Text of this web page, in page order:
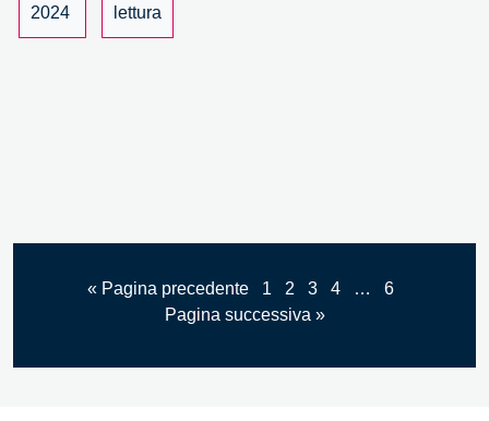
intelligenze
artificiali
2024
lettura
« Pagina precedente 1 2 3 4 …
6
Pagina successiva »